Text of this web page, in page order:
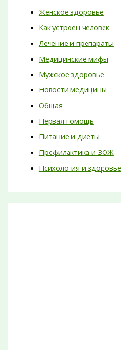
Женское здоровье
Как устроен человек
Лечение и препараты
Медицинские мифы
Мужское здоровье
Новости медицины
Общая
Первая помощь
Питание и диеты
Профилактика и ЗОЖ
Психология и здоровье